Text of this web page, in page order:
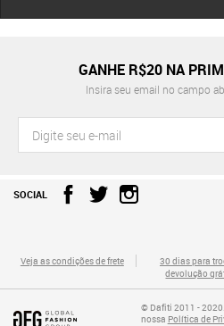
GANHE R$20 NA
Insira seu email no campo
SOCIAL
Veja as condições de frete
30 dias para
devolução
© Dafiti 2011 -
nossa Política de